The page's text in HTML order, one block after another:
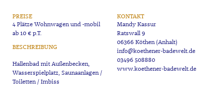
PREISE
4 Plätze Wohnwagen und -mobil
ab 10 € p.T.
BESCHREIBUNG
Hallenbad mit Außenbecken,
Wasserspielplatz, Saunaanlagen /
KONTAKT
Mandy Kassur
Ratswall 9
06366 Köthen (Anhalt)
info@koethener-badewelt.de
03496 508880
www.koethener-badewelt.de